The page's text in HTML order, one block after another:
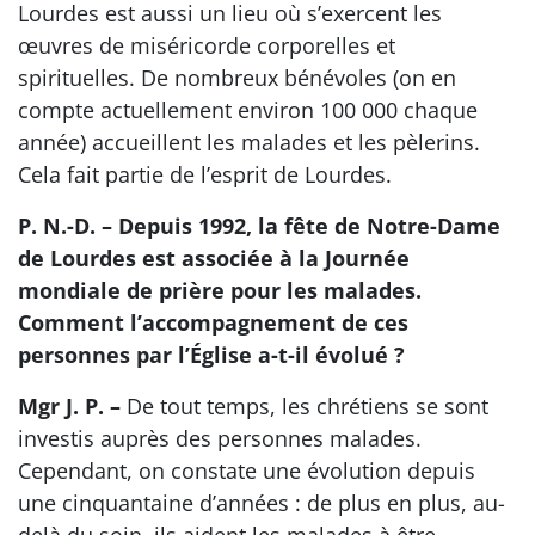
Lourdes est aussi un lieu où s’exercent les
œuvres de miséricorde corporelles et
spirituelles. De nombreux bénévoles (on en
compte actuellement environ 100 000 chaque
année) accueillent les malades et les pèlerins.
Cela fait partie de l’esprit de Lourdes.
P. N.-D. – Depuis 1992, la fête de Notre-Dame
de Lourdes est associée à la Journée
mondiale de prière pour les malades.
Comment l’accompagnement de ces
personnes par l’Église a-t-il évolué ?
Mgr J. P. – De tout temps, les chrétiens se sont
investis auprès des personnes malades.
Cependant, on constate une évolution depuis
une cinquantaine d’années : de plus en plus, au-